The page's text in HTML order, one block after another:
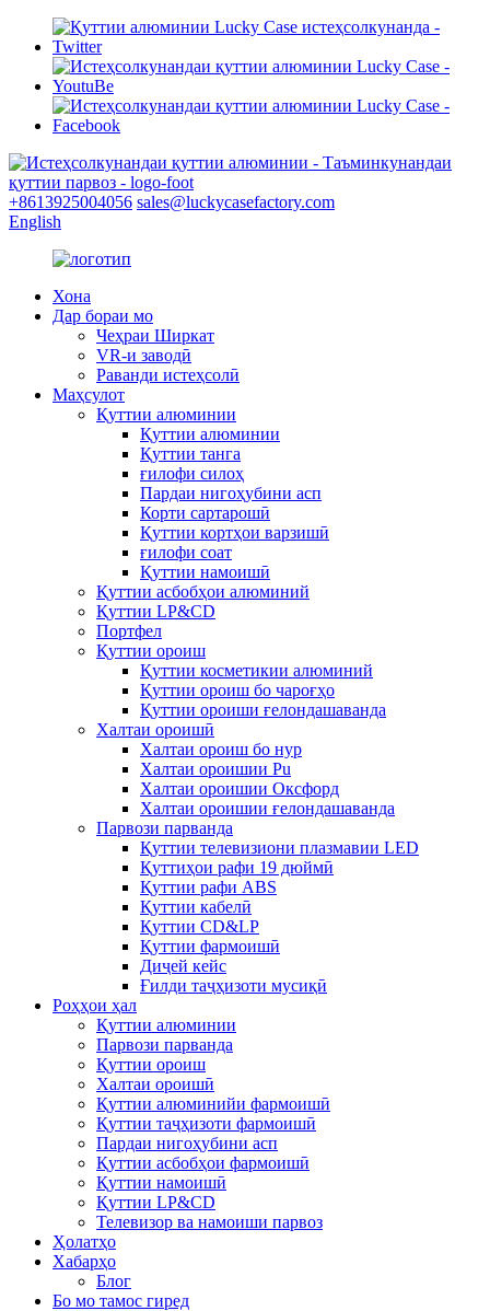
+8613925004056 sales@luckycasefactory.com
English
Хона
Дар бораи мо
Чеҳраи Ширкат
VR-и заводӣ
Раванди истеҳсолӣ
Маҳсулот
Қуттии алюминии
Қуттии алюминии
Қуттии танга
ғилофи силоҳ
Пардаи нигоҳубини асп
Корти сартарошӣ
Қуттии кортҳои варзишӣ
ғилофи соат
Қуттии намоишӣ
Қуттии асбобҳои алюминий
Қуттии LP&CD
Портфел
Қуттии ороиш
Қуттии косметикии алюминий
Қуттии ороиш бо чароғҳо
Қуттии ороиши ғелондашаванда
Халтаи ороишӣ
Халтаи ороиш бо нур
Халтаи ороишии Pu
Халтаи ороишии Оксфорд
Халтаи ороишии ғелондашаванда
Парвози парванда
Қуттии телевизиони плазмавии LED
Қуттиҳои рафи 19 дюймӣ
Қуттии рафи ABS
Қуттии кабелӣ
Қуттии CD&LP
Қуттии фармоишӣ
Диҷей кейс
Ғилди таҷҳизоти мусиқӣ
Роҳҳои ҳал
Қуттии алюминии
Парвози парванда
Қуттии ороиш
Халтаи ороишӣ
Қуттии алюминийи фармоишӣ
Қуттии таҷҳизоти фармоишӣ
Пардаи нигоҳубини асп
Қуттии асбобҳои фармоишӣ
Қуттии намоишӣ
Қуттии LP&CD
Телевизор ва намоиши парвоз
Ҳолатҳо
Хабарҳо
Блог
Бо мо тамос гиред